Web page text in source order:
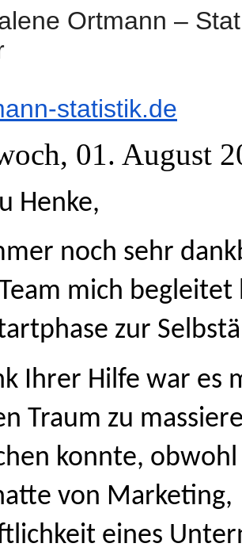
Ortmann –
statistik.de
01. August
Henke,
noch sehr
mich begleitet
zur
Ihrer Hilfe war es
Traum zu
konnte, obwohl
von Marketing,
eines